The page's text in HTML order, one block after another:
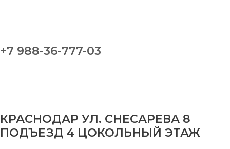
+7 988-36-777-03
КРАСНОДАР УЛ. СНЕСАРЕВА 8
ПОДЪЕЗД 4 ЦОКОЛЬНЫЙ ЭТАЖ